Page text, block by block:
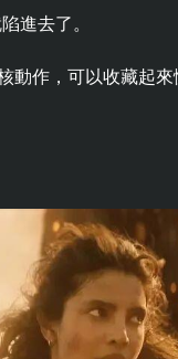
進去了。
作，可以收藏起來